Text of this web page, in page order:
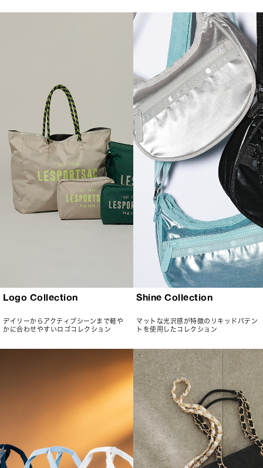
Logo Collection
デイリーからアクティブシーンまで軽や
かに合わせやすいロゴコレクション
Shine Collection
マットな光沢感が特徴のリキッドパテン
トを使用したコレクション